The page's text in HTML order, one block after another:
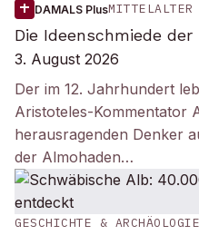
DAMALS PlusMITTELALTER
Die Ideenschmiede der
3. August 2026
Der im 12. Jahrhundert
Aristoteles-Kommentator
herausragenden Denker
der Almohaden…
GESCHICHTE & ARCHÄOLOGIE